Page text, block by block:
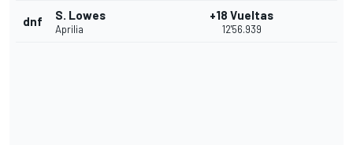
dnf S. Lowes
Aprilia
+18 Vueltas
12'56.939